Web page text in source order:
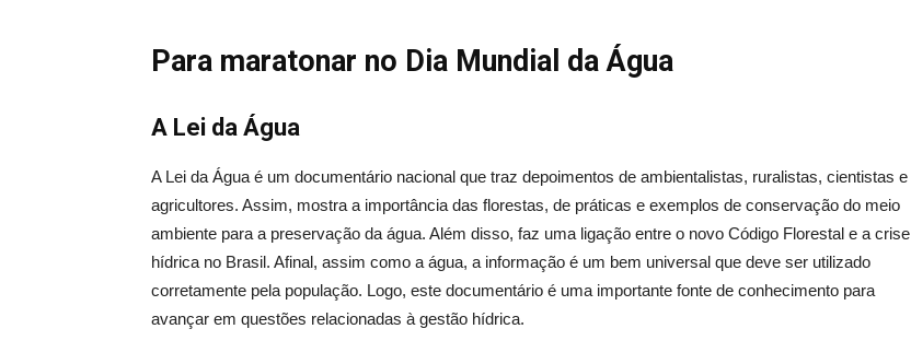
Para maratonar no Dia Mundial da Água
A Lei da Água
A Lei da Água é um documentário nacional que traz depoimentos de ambientalistas, ruralistas, cientistas e
agricultores. Assim, mostra a importância das florestas, de práticas e exemplos de conservação do meio
ambiente para a preservação da água. Além disso, faz uma ligação entre o novo Código Florestal e a crise
hídrica no Brasil. Afinal, assim como a água, a informação é um bem universal que deve ser utilizado
corretamente pela população. Logo, este documentário é uma importante fonte de conhecimento para
avançar em questões relacionadas à gestão hídrica.